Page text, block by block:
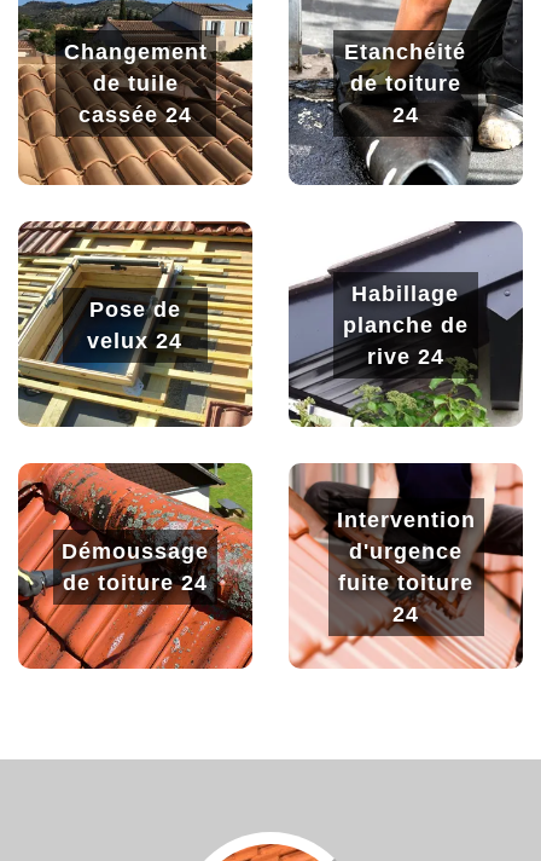
Changement
de tuile
cassée 24
Etanchéité
de toiture
24
Pose de
velux 24
Habillage
planche de
rive 24
Démoussage
de toiture 24
Intervention
d'urgence
fuite toiture
24